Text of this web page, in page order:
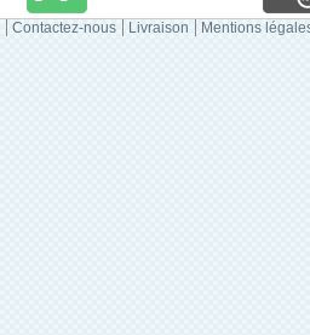
Contactez-nous Livraison Mentions